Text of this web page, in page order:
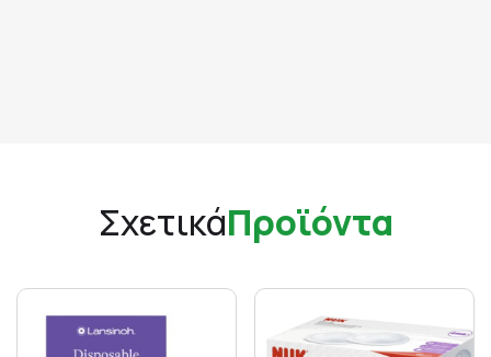
ΣχετικάΠροϊόντα